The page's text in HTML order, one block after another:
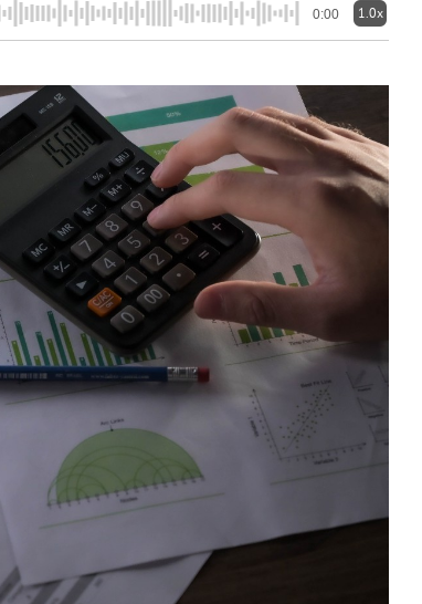
0:00 1.0x